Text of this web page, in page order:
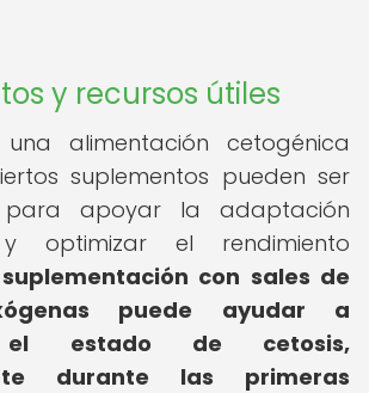
y recursos útiles
alimentación cetogénica
suplementos pueden ser
para apoyar la adaptación
optimizar el rendimiento
con sales de
puede ayudar a
el estado de cetosis,
durante las primeras